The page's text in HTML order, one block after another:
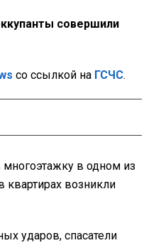
совершили
со ссылкой на ГСЧС.
в одном из
квартирах возникли
ударов, спасатели